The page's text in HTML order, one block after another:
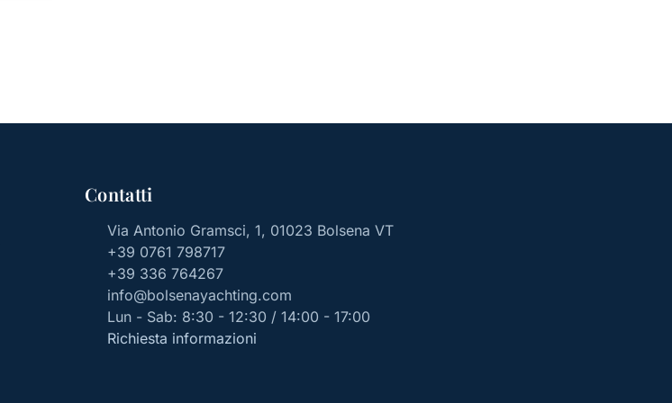
Contatti
Via Antonio Gramsci, 1, 01023 Bolsena VT
+39 0761 798717
+39 336 764267
info@bolsenayachting.com
Lun - Sab: 8:30 - 12:30 / 14:00 - 17:00
Richiesta informazioni